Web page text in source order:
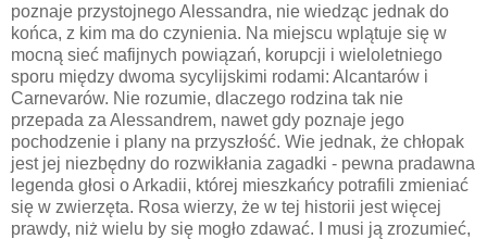
poznaje przystojnego Alessandra, nie wiedząc jednak do
końca, z kim ma do czynienia. Na miejscu wplątuje się w
mocną sieć mafijnych powiązań, korupcji i wieloletniego
sporu między dwoma sycylijskimi rodami: Alcantarów i
Carnevarów. Nie rozumie, dlaczego rodzina tak nie
przepada za Alessandrem, nawet gdy poznaje jego
pochodzenie i plany na przyszłość. Wie jednak, że chłopak
jest jej niezbędny do rozwikłania zagadki - pewna pradawna
legenda głosi o Arkadii, której mieszkańcy potrafili zmieniać
się w zwierzęta. Rosa wierzy, że w tej historii jest więcej
prawdy, niż wielu by się mogło zdawać. I musi ją zrozumieć,